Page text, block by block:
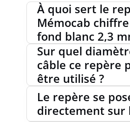
À quoi sert le
Mémocab
fond blanc 2,3
Sur quel
câble ce repère
être utilisé ?
Le repère se
directement sur